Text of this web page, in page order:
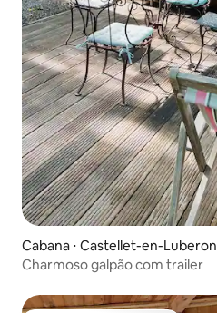
Cabana ⋅ Castellet-en-Luberon
Charmoso galpão com trailer